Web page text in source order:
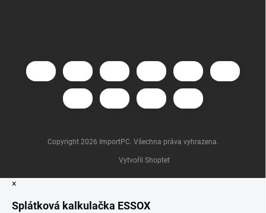
Vytvořil Shoptet
Copyright 2026 ImportPC. Všechna práva vyhrazena.
×
Splátková kalkulačka ESSOX